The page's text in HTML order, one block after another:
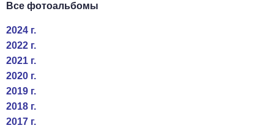
Все фотоальбомы
2024 г.
2022 г.
2021 г.
2020 г.
2019 г.
2018 г.
2017 г.